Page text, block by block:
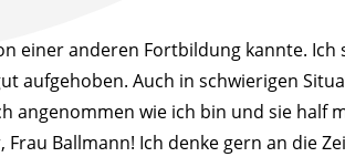
einer anderen Fortbildung kannte. Ich
aufgehoben. Auch in schwierigen
angenommen wie ich bin und sie half
Ballmann! Ich denke gern an die